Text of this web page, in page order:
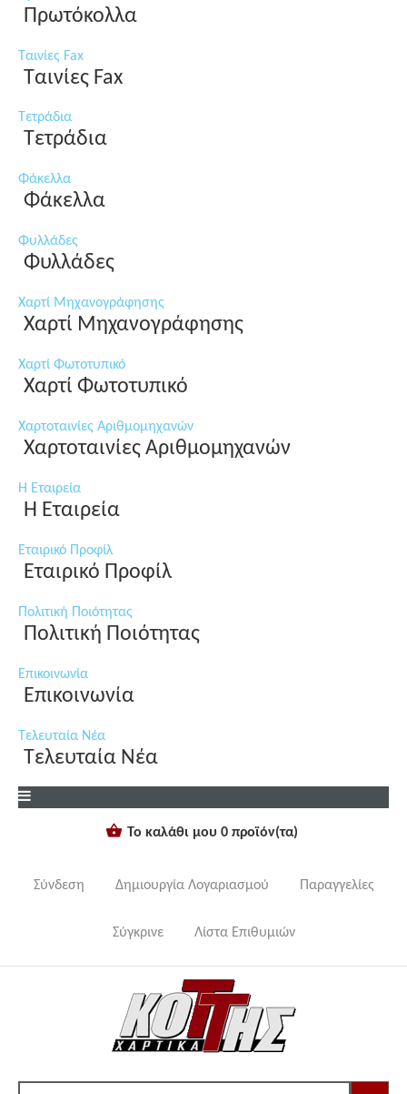
Πρωτόκολλα
Ταινίες Fax
Ταινίες Fax
Τετράδια
Τετράδια
Φάκελλα
Φάκελλα
Φυλλάδες
Φυλλάδες
Χαρτί Μηχανογράφησης
Χαρτί Μηχανογράφησης
Χαρτί Φωτοτυπικό
Χαρτί Φωτοτυπικό
Χαρτοταινίες Αριθμομηχανών
Χαρτοταινίες Αριθμομηχανών
Η Εταιρεία
Η Εταιρεία
Εταιρικό Προφίλ
Εταιρικό Προφίλ
Πολιτική Ποιότητας
Πολιτική Ποιότητας
Επικοινωνία
Επικοινωνία
Τελευταία Νέα
Τελευταία Νέα
Το καλάθι μου 0 προϊόν(τα)
Σύνδεση Δημιουργία Λογαριασμού Παραγγελίες
Σύγκρινε Λίστα Επιθυμιών